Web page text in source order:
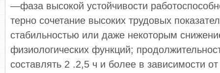
—фаза высокой устойчивости
терно сочетание высоких трудовых
ста­бильностью или даже некоторым
физиологических функций;
со­ставлять 2 .2,5 ч и более в зависимости